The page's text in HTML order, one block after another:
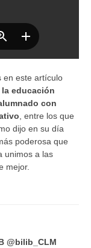
en este artículo
la educación
con
, entre los que
dijo en su día
poderosa que
unimos a las
mejor.
@bilib_CLM